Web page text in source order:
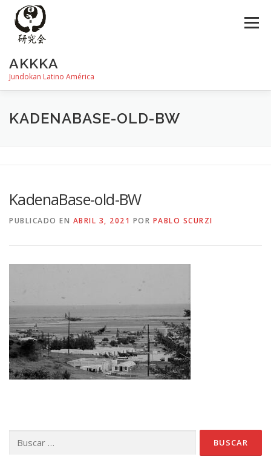
contenido
AKKKA
Jundokan Latino América
Menú
HISTORIA DOJOS INSTRUCTORES
KADENABASE-OLD-BW
KadenaBase-old-BW
PUBLICADO EN ABRIL 3, 2021 POR PABLO SCURZI